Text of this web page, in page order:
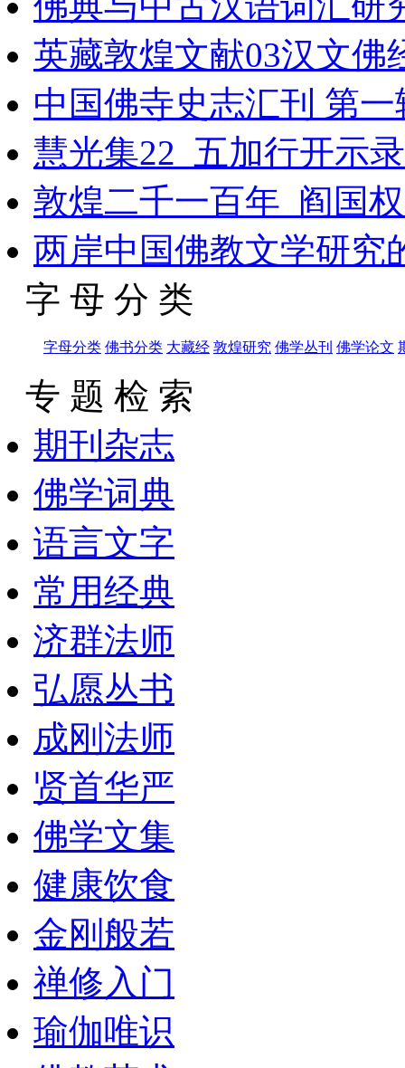
英藏敦煌文献03汉文佛
中国佛寺史志汇刊 第
慧光集22_五加行开示录
敦煌二千一百年_阎国
两岸中国佛教文学研究
字 母 分 类
字母分类 佛书分类 大藏经 敦煌研究 佛学丛刊 佛学论文
专 题 检 索
期刊杂志
佛学词典
语言文字
常用经典
济群法师
弘愿丛书
成刚法师
贤首华严
佛学文集
健康饮食
金刚般若
禅修入门
瑜伽唯识